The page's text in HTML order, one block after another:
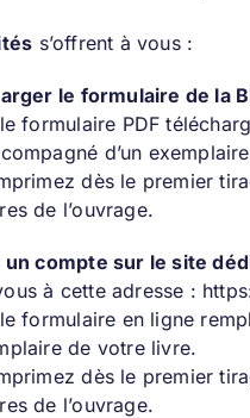
s’offrent à vous :
le formulaire de la
formulaire PDF
d’un
dès le premier
de l’ouvrage.
compte sur le site
à cette adresse :
formulaire en ligne
de votre livre.
dès le premier
de l’ouvrage.